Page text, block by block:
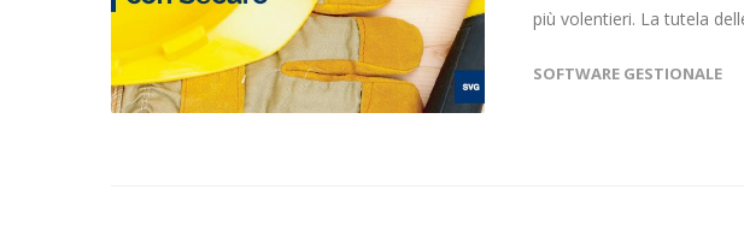
più volentieri. La tutela
SOFTWARE GESTIONALE